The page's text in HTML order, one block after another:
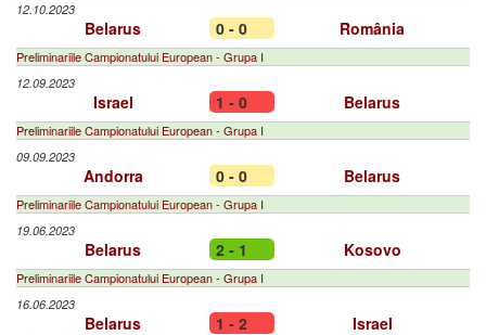
12.10.2023
Belarus 0 - 0 România
Preliminariile Campionatului European - Grupa I
12.09.2023
Israel 1 - 0 Belarus
Preliminariile Campionatului European - Grupa I
09.09.2023
Andorra 0 - 0 Belarus
Preliminariile Campionatului European - Grupa I
19.06.2023
Belarus 2 - 1 Kosovo
Preliminariile Campionatului European - Grupa I
16.06.2023
Belarus 1 - 2 Israel